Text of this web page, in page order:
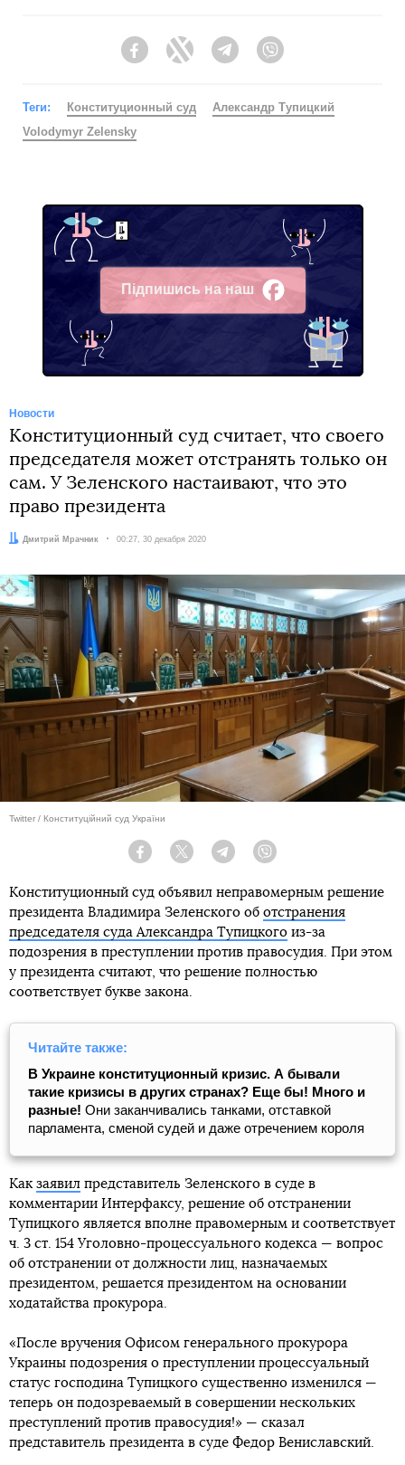
FacebookTwitter Telegram
Теги: Конституционный суд
Александр Тупицкий
Volodymyr Zelensky
Підпишись на наш
Facebook
Новости
Конституционный суд считает, что своего
председателя может отстранять только он
сам. У Зеленского настаивают, что это
право президента
Автор:
Дмитрий Мрачник Дата:
00:27, 30 декабря 2020
Twitter / Конституційний суд України
Facebook Twitter Telegram
Конституционный суд объявил неправомерным решение
президента Владимира Зеленского об отстранения
председателя суда Александра Тупицкого из-за
подозрения в преступлении против правосудия. При этом
у президента считают, что решение полностью
соответствует букве закона.
Читайте также:
В Украине конституционный кризис. А бывали
такие кризисы в других странах? Еще бы! Много и
разные! Они заканчивались танками, отставкой
парламента, сменой судей и даже отречением короля
Как заявил представитель Зеленского в суде в
комментарии Интерфаксу, решение об отстранении
Тупицкого является вполне правомерным и соответствует
ч. 3 ст. 154 Уголовно-процессуального кодекса — вопрос
об отстранении от должности лиц, назначаемых
президентом, решается президентом на основании
ходатайства прокурора.
«После вручения Офисом генерального прокурора
Украины подозрения о преступлении процессуальный
статус господина Тупицкого существенно изменился —
теперь он подозреваемый в совершении нескольких
преступлений против правосудия!» — сказал
представитель президента в суде Федор Вениславский.